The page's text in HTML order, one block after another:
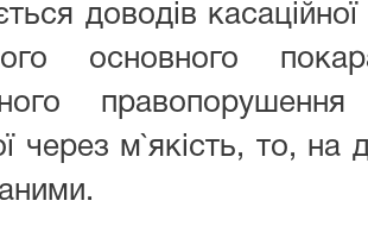
доводів касаційної
основного
через м`якість, то, на